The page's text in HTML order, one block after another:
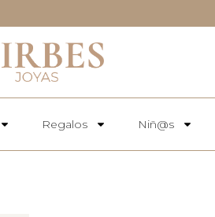
Regalos Niñ@s